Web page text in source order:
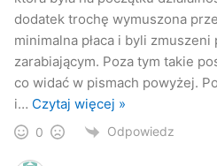
dodatek trochę wymuszona
minimalna płaca i byli
zarabiającym. Poza tym takie
co widać w pismach powyżej.
i… Czytaj więcej »
0 Odpowiedz